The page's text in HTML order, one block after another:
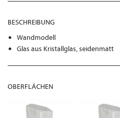
BESCHREIBUNG
Wandmodell
Glas aus Kristallglas, seidenmatt
OBERFLÄCHEN